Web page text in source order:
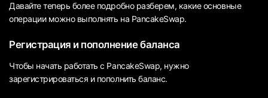
Давайте теперь более подробно разберем, какие основные
операции можно выполнять на PancakeSwap.
Регистрация и пополнение баланса
Чтобы начать работать с PancakeSwap, нужно
зарегистрироваться и пополнить баланс.